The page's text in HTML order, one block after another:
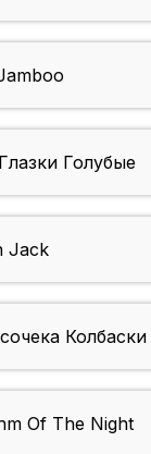
Голубые
Jack
Колбаски
Of The Night